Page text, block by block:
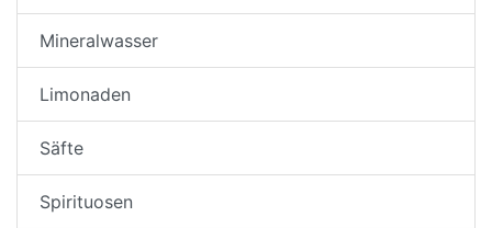
Mineralwasser
Limonaden
Säfte
Spirituosen